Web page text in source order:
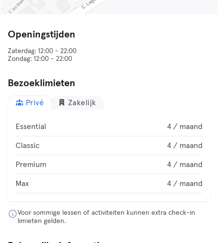
Openingstijden
Zaterdag: 12:00 - 22:00
Bezoeklimieten
Privé Zakelijk
Essential 4 / maand
Classic 4 / maand
Premium 4 / maand
Max 4 / maand
Voor sommige lessen of activiteiten kunnen extra check-in
limieten gelden.